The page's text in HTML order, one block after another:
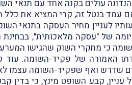
לעניין מחיר העִסקה בתנאי
כי מחקרי השוק שהגישו
האמורה של פקיד-השומה. עוד
שדרש ואף שפקיד-השומה עצמו